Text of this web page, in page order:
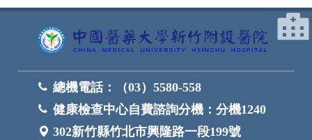
總機電話：
（03）5580-558
健康檢查中心自費諮詢分機： 分機1240
302新竹縣竹北市興隆路一段199號